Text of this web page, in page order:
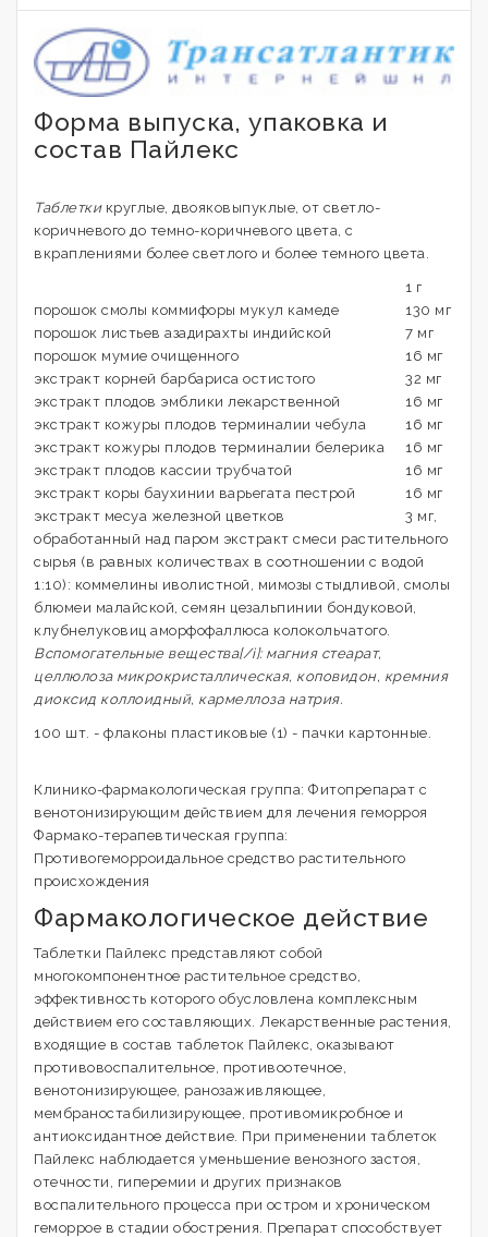
Форма выпуска, упаковка и
состав Пайлекс
Таблеткикруглые, двояковыпуклые, от светло-
коричневого до темно-коричневого цвета, с
вкраплениями более светлого и более темного цвета.
1 г
порошок смолы коммифоры мукул камеде
130 мг
порошок листьев азадирахты индийской
7 мг
порошок мумие очищенного
16 мг
экстракт корней барбариса остистого
32 мг
экстракт плодов эмблики лекарственной
16 мг
экстракт кожуры плодов терминалии чебула
16 мг
экстракт кожуры плодов терминалии белерика
16 мг
экстракт плодов кассии трубчатой
16 мг
экстракт коры баухинии варьегата пестрой
16 мг
экстракт месуа железной цветков
3 мг,
обработанный над паром экстракт смеси растительного
сырья (в равных количествах в соотношении с водой
1:10): коммелины иволистной, мимозы стыдливой, смолы
блюмеи малайской, семян цезальпинии бондуковой,
клубнелуковиц аморфофаллюса колокольчатого.
Вспомогательные вещества[/i]: магния стеарат,
целлюлоза микрокристаллическая, коповидон, кремния
диоксид коллоидный, кармеллоза натрия.
100 шт. - флаконы пластиковые (1) - пачки картонные.
Клинико-фармакологическая группа: Фитопрепарат с
венотонизирующим действием для лечения геморроя
Фармако-терапевтическая группа:
Противогеморроидальное средство растительного
происхождения
Фармакологическое действие
Таблетки Пайлекс представляют собой
многокомпонентное растительное средство,
эффективность которого обусловлена комплексным
действием его составляющих. Лекарственные растения,
входящие в состав таблеток Пайлекс, оказывают
противовоспалительное, противоотечное,
венотонизирующее, ранозаживляющее,
мембраностабилизирующее, противомикробное и
антиоксидантное действие. При применении таблеток
Пайлекс наблюдается уменьшение венозного застоя,
отечности, гиперемии и других признаков
воспалительного процесса при остром и хроническом
геморрое в стадии обострения. Препарат способствует